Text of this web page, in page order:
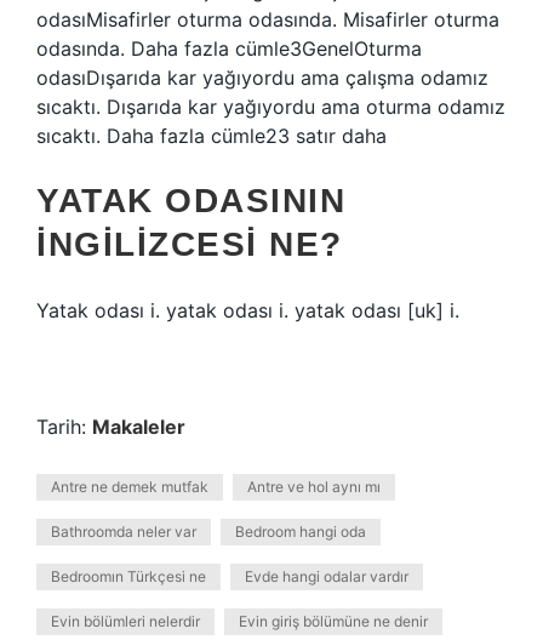
odasıMisafirler oturma odasında. Misafirler oturma
odasında. Daha fazla cümle3GenelOturma
odasıDışarıda kar yağıyordu ama çalışma odamız
sıcaktı. Dışarıda kar yağıyordu ama oturma odamız
sıcaktı. Daha fazla cümle23 satır daha
YATAK ODASININ
İNGILIZCESI NE?
Yatak odası i. yatak odası i. yatak odası [uk] i.
Tarih: Makaleler
Antre ne demek mutfak Antre ve hol aynı mı
Bathroomda neler var Bedroom hangi oda
Bedroomın Türkçesi ne Evde hangi odalar vardır
Evin bölümleri nelerdir Evin giriş bölümüne ne denir